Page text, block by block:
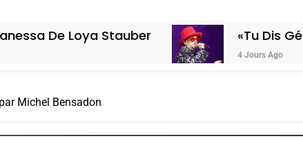
Stauber «Tu Dis Génocide, Je
4 Jours Ago
Michel Bensadon